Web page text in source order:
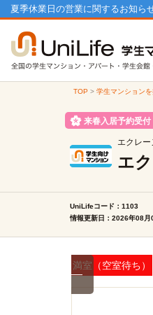
夏季休業日の営業に関するお知ら
TOP > 学生マンション
来春入居予約受付
エクレー
エ
UniLifeコード：1103
情報更新日：2026年08
満室（空室待ち）